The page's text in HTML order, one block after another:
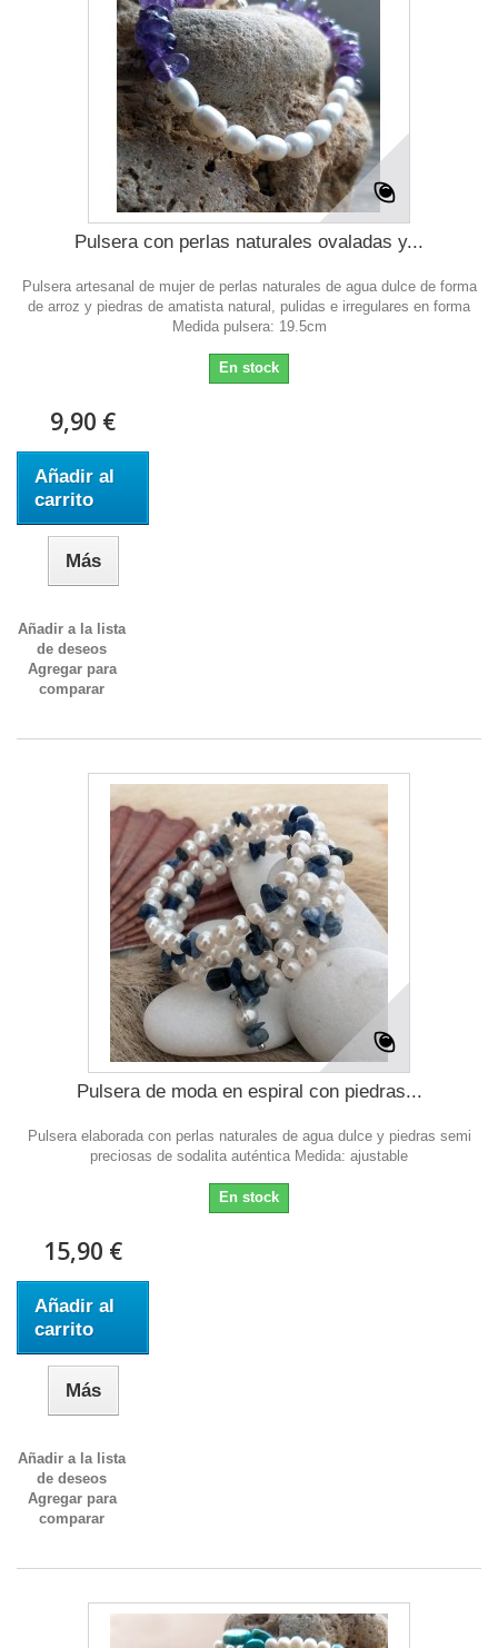
Pulsera con perlas naturales ovaladas y...
Pulsera artesanal de mujer de perlas naturales de agua dulce de forma
de arroz y piedras de amatista natural, pulidas e irregulares en forma
Medida pulsera: 19.5cm
En stock
9,90 €
Añadir al
carrito
Más
Añadir a la lista
de deseos
Agregar para
comparar
Pulsera de moda en espiral con piedras...
Pulsera elaborada con perlas naturales de agua dulce y piedras semi
preciosas de sodalita auténtica Medida: ajustable
En stock
15,90 €
Añadir al
carrito
Más
Añadir a la lista
de deseos
Agregar para
comparar